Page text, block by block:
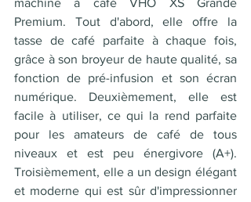
machine à café VHO XS Grande
Premium. Tout d'abord, elle offre la
tasse de café parfaite à chaque fois,
grâce à son broyeur de haute qualité, sa
fonction de pré-infusion et son écran
numérique. Deuxièmement, elle est
facile à utiliser, ce qui la rend parfaite
pour les amateurs de café de tous
niveaux et est peu énergivore (A+).
Troisièmement, elle a un design élégant
et moderne qui est sûr d'impressionner